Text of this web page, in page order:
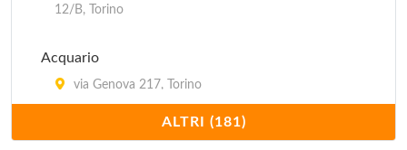
12/B, Torino
Acquario
via Genova 217, Torino
ALTRI (181)